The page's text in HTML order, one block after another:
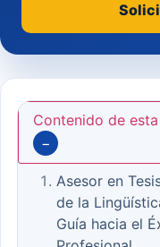
Contenido de
−
Asesor en
de la
Guía hacia el